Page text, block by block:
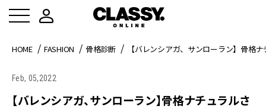
HOME FASHION 骨格診断 【バレンシアガ、サンローラン】骨格
Feb, 05,2022
【バレンシアガ、サンローラン】骨格ナチュラルさ